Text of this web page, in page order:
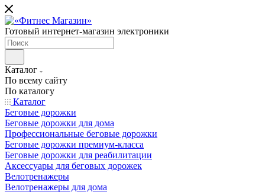
Готовый интернет-магазин электроники
Каталог
По всему сайту
По каталогу
Каталог
Беговые дорожки
Беговые дорожки для дома
Профессиональные беговые дорожки
Беговые дорожки премиум-класса
Беговые дорожки для реабилитации
Аксессуары для беговых дорожек
Велотренажеры
Велотренажеры для дома